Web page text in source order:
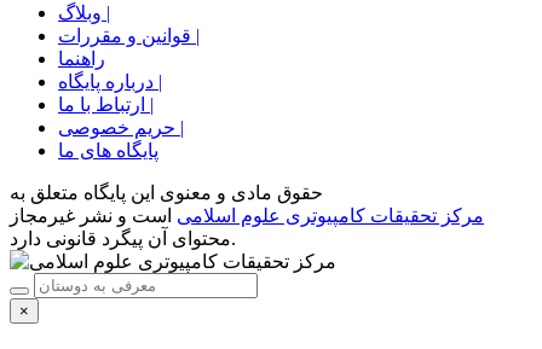
وبلاگ |
قوانین و مقررات |
راهنما
درباره پایگاه |
ارتباط با ما |
حریم خصوصی |
پایگاه های ما
حقوق مادی و معنوی اين پايگاه متعلق به
مرکز تحقیقات کامپیوتری علوم اسلامی است و نشر غیرمجاز
محتوای آن پیگرد قانونی دارد.
×